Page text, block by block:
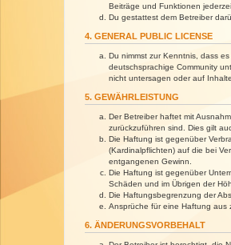
Beiträge und Funktionen
Du gestattest dem Betreiber
4. GENERAL PUBLIC LICENSE
Du nimmst zur Kenntnis, dass
deutschsprachige Community
nicht untersagen oder auf
5. GEWÄHRLEISTUNG
Der Betreiber haftet mit
zurückzuführen sind. Dies gilt
Die Haftung ist gegenüber
(Kardinalpflichten) auf die bei
entgangenen Gewinn.
Die Haftung ist gegenüber
Schäden und im Übrigen der
Die Haftungsbegrenzung der
Ansprüche für eine Haftung aus
6. ÄNDERUNGSVORBEHALT